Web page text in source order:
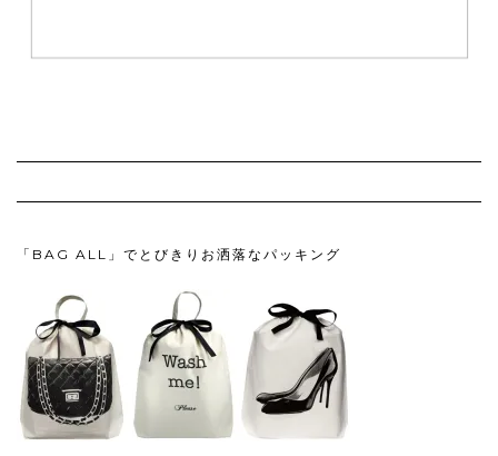
「BAG ALL」でとびきりお洒落なパッキング